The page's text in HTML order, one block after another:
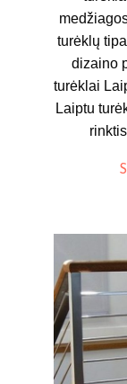
turėklų
dizaino
turėklai
Laiptu